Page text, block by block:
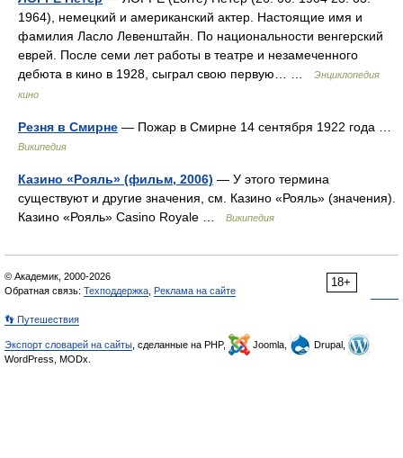
1964), немецкий и американский актер. Настоящие имя и
фамилия Ласло Левенштайн. По национальности венгерский
еврей. После семи лет работы в театре и незамеченного
дебюта в кино в 1928, сыграл свою первую… …
Энциклопедия
кино
Резня в Смирне — Пожар в Смирне 14 сентября 1922 года …
Википедия
Казино «Рояль» (фильм, 2006) — У этого термина
существуют и другие значения, см. Казино «Рояль» (значения).
Казино «Рояль» Casino Royale …
Википедия
18+
© Академик, 2000-2026
Обратная связь: Техподдержка Реклама на сайте
👣 Путешествия
Экспорт словарей на сайты , сделанные на PHP, Joomla,
Drupal,
WordPress, MODx.